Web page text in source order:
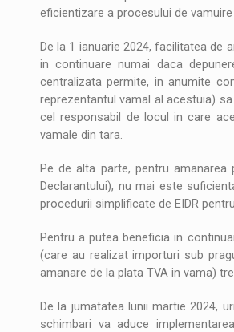
eficientizare a procesului de
De la 1 ianuarie 2024, facilitatea de
in continuare numai daca
centralizata permite, in anumite
reprezentantul vamal al acestuia)
cel responsabil de locul in care
vamale din tara.
Pe de alta parte, pentru
Declarantului), nu mai este
procedurii simplificate de EIDR
Pentru a putea beneficia in
(care au realizat importuri sub
amanare de la plata TVA in vama)
De la jumatatea lunii martie 2024,
schimbari va aduce